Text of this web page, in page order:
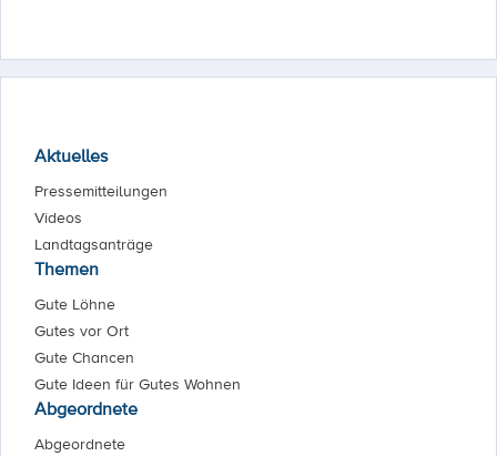
Aktuelles
Pressemitteilungen
Videos
Landtagsanträge
Themen
Gute Löhne
Gutes vor Ort
Gute Chancen
Gute Ideen für Gutes Wohnen
Abgeordnete
Abgeordnete